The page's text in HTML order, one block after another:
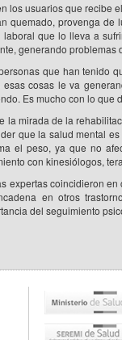
los usuarios que recibe
quemado, provenga de
laboral que lo lleva a
generando problemas
que han tenido
esas cosas le va
Es mucho con lo que
la mirada de la
que la salud mental
el peso, ya que no
con kinesiólogos,
expertas coincidieron
en otros
del seguimiento